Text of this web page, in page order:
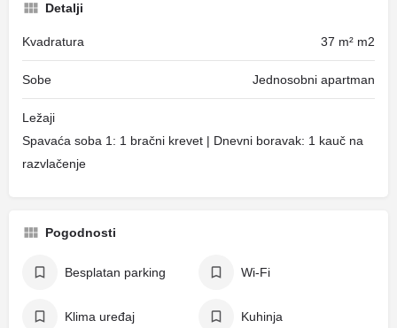
Detalji
Kvadratura 37 m² m2
Sobe Jednosobni apartman
Ležaji
Spavaća soba 1: 1 bračni krevet | Dnevni boravak: 1 kauč na
razvlačenje
Pogodnosti
Besplatan parking Wi-Fi
Klima uređaj Kuhinja